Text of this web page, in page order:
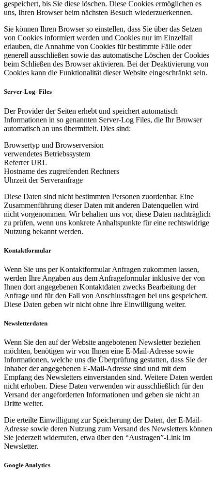
gespeichert, bis Sie diese löschen. Diese Cookies ermöglichen es
uns, Ihren Browser beim nächsten Besuch wiederzuerkennen.
Sie können Ihren Browser so einstellen, dass Sie über das Setzen
von Cookies informiert werden und Cookies nur im Einzelfall
erlauben, die Annahme von Cookies für bestimmte Fälle oder
generell ausschließen sowie das automatische Löschen der Cookies
beim Schließen des Browser aktivieren. Bei der Deaktivierung von
Cookies kann die Funktionalität dieser Website eingeschränkt sein.
Server-Log- Files
Der Provider der Seiten erhebt und speichert automatisch
Informationen in so genannten Server-Log Files, die Ihr Browser
automatisch an uns übermittelt. Dies sind:
Browsertyp und Browserversion
verwendetes Betriebssystem
Referrer URL
Hostname des zugreifenden Rechners
Uhrzeit der Serveranfrage
Diese Daten sind nicht bestimmten Personen zuordenbar. Eine
Zusammenführung dieser Daten mit anderen Datenquellen wird
nicht vorgenommen. Wir behalten uns vor, diese Daten nachträglich
zu prüfen, wenn uns konkrete Anhaltspunkte für eine rechtswidrige
Nutzung bekannt werden.
Kontaktformular
Wenn Sie uns per Kontaktformular Anfragen zukommen lassen,
werden Ihre Angaben aus dem Anfrageformular inklusive der von
Ihnen dort angegebenen Kontaktdaten zwecks Bearbeitung der
Anfrage und für den Fall von Anschlussfragen bei uns gespeichert.
Diese Daten geben wir nicht ohne Ihre Einwilligung weiter.
Newsletterdaten
Wenn Sie den auf der Website angebotenen Newsletter beziehen
möchten, benötigen wir von Ihnen eine E-Mail-Adresse sowie
Informationen, welche uns die Überprüfung gestatten, dass Sie der
Inhaber der angegebenen E-Mail-Adresse sind und mit dem
Empfang des Newsletters einverstanden sind. Weitere Daten werden
nicht erhoben. Diese Daten verwenden wir ausschließlich für den
Versand der angeforderten Informationen und geben sie nicht an
Dritte weiter.
Die erteilte Einwilligung zur Speicherung der Daten, der E-Mail-
Adresse sowie deren Nutzung zum Versand des Newsletters können
Sie jederzeit widerrufen, etwa über den “Austragen”-Link im
Newsletter.
Google Analytics